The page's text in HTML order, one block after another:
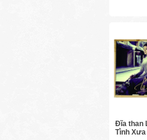
Đĩa than
Tình Xưa